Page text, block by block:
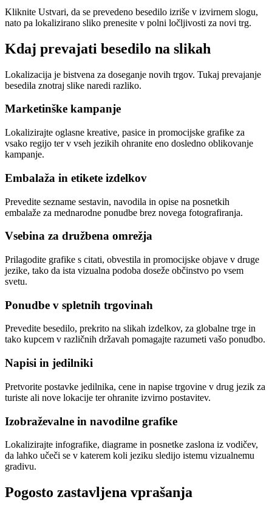
Kliknite Ustvari, da se prevedeno besedilo izriše v izvirnem slogu,
nato pa lokalizirano sliko prenesite v polni ločljivosti za novi trg.
Kdaj prevajati besedilo na slikah
Lokalizacija je bistvena za doseganje novih trgov. Tukaj prevajanje
besedila znotraj slike naredi razliko.
Marketinške kampanje
Lokalizirajte oglasne kreative, pasice in promocijske grafike za
vsako regijo ter v vseh jezikih ohranite eno dosledno oblikovanje
kampanje.
Embalaža in etikete izdelkov
Prevedite sezname sestavin, navodila in opise na posnetkih
embalaže za mednarodne ponudbe brez novega fotografiranja.
Vsebina za družbena omrežja
Prilagodite grafike s citati, obvestila in promocijske objave v druge
jezike, tako da ista vizualna podoba doseže občinstvo po vsem
svetu.
Ponudbe v spletnih trgovinah
Prevedite besedilo, prekrito na slikah izdelkov, za globalne trge in
tako kupcem v različnih državah pomagajte razumeti vašo ponudbo.
Napisi in jedilniki
Pretvorite postavke jedilnika, cene in napise trgovine v drug jezik za
turiste ali nove lokacije ter ohranite izvirno postavitev.
Izobraževalne in navodilne grafike
Lokalizirajte infografike, diagrame in posnetke zaslona iz vodičev,
da lahko učeči se v katerem koli jeziku sledijo istemu vizualnemu
gradivu.
Pogosto zastavljena vprašanja